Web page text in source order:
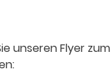
unseren Flyer zum